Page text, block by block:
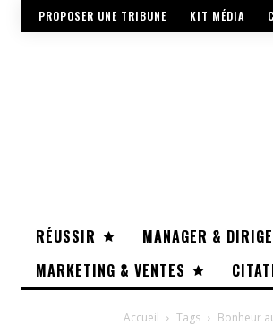
PROPOSER UNE TRIBUNE KIT MÉDIA
RÉUSSIR MANAGER &
MARKETING & VENTES
Accueil Tags Bonheur